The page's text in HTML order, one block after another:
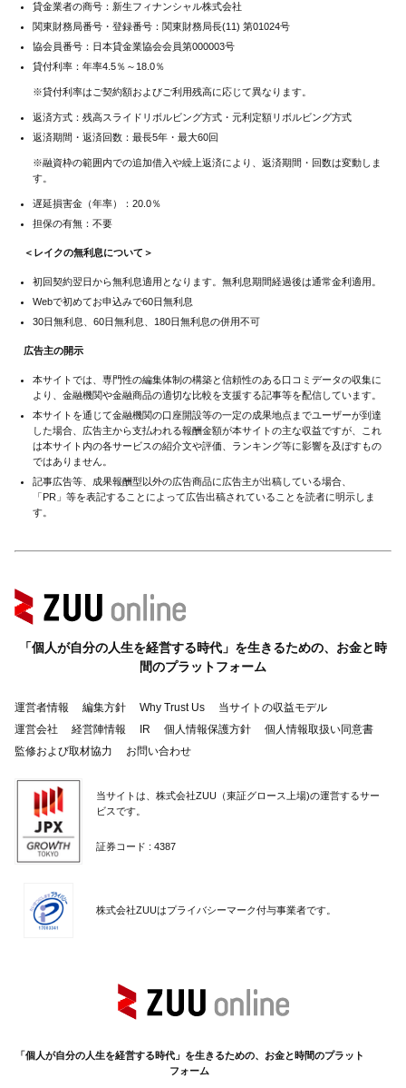
貸金業者の商号：新生フィナンシャル株式会社
関東財務局番号・登録番号：関東財務局長(11) 第01024号
協会員番号：日本貸金業協会会員第000003号
貸付利率：年率4.5％～18.0％
※貸付利率はご契約額およびご利用残高に応じて異なります。
返済方式：残高スライドリボルビング方式・元利定額リボルビング方式
返済期間・返済回数：最長5年・最大60回
※融資枠の範囲内での追加借入や繰上返済により、返済期間・回数は変動しま
す。
遅延損害金（年率）：20.0％
担保の有無：不要
＜レイクの無利息について＞
初回契約翌日から無利息適用となります。無利息期間経過後は通常金利適用。
Webで初めてお申込みで60日無利息
30日無利息、60日無利息、180日無利息の併用不可
広告主の開示
本サイトでは、専門性の編集体制の構築と信頼性のある口コミデータの収集に
より、金融機関や金融商品の適切な比較を支援する記事等を配信しています。
本サイトを通じて金融機関の口座開設等の一定の成果地点までユーザーが到達
した場合、広告主から支払われる報酬金額が本サイトの主な収益ですが、これ
は本サイト内の各サービスの紹介文や評価、ランキング等に影響を及ぼすもの
ではありません。
記事広告等、成果報酬型以外の広告商品に広告主が出稿している場合、
「PR」等を表記することによって広告出稿されていることを読者に明示しま
す。
「個人が自分の人生を経営する時代」を生きるための、お金と時
間のプラットフォーム
運営者情報 編集方針 Why Trust Us
当サイトの収益モデル
運営会社
経営陣情報 IR 個人情報保護方針
個人情報取扱い同意書
監修および取材協力
お問い合わせ
当サイトは、株式会社ZUU（東証グロース上場)の運営するサー
ビスです。
証券コード : 4387
株式会社ZUUはプライバシーマーク付与事業者です。
「個人が自分の人生を経営する時代」を生きるための、お金と時間のプラット
フォーム